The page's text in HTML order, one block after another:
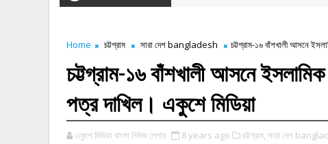
Home চট্টগ্রাম সারা দেশ bangladesh চট্টগ্রাম-১৬ বাঁশখালী আসনে
চট্টগ্রাম-১৬ বাঁশখালী আসনে
পত্র দাখিল। একুশে মিডিয়া
একুশে মিডিয়া বাংলা নিউজ পেপার 8 years ago চট্টগ্রাম, সারা দেশ